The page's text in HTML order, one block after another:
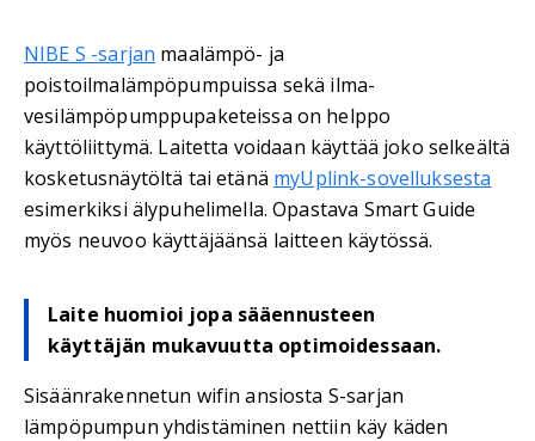
NIBE S -sarjan maalämpö- ja
poistoilmalämpöpumpuissa sekä ilma-
vesilämpöpumppupaketeissa on helppo
käyttöliittymä. Laitetta voidaan käyttää joko selkeältä
kosketusnäytöltä tai etänä myUplink-sovelluksesta
esimerkiksi älypuhelimella. Opastava Smart Guide
myös neuvoo käyttäjäänsä laitteen käytössä.
Laite huomioi jopa sääennusteen
käyttäjän mukavuutta optimoidessaan.
Sisäänrakennetun wifin ansiosta S-sarjan
lämpöpumpun yhdistäminen nettiin käy käden